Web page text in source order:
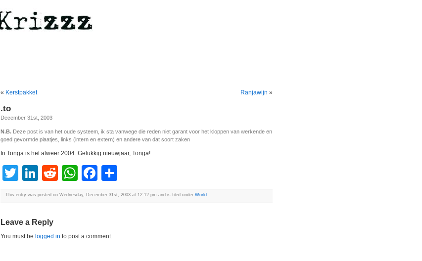
« Kerstpakket Ranjawijn »
.to
December 31st, 2003
N.B. Deze post is van het oude systeem, ik sta vanwege die reden niet garant voor het kloppen van werkende en
goed gevormde plaatjes, links (intern en extern) en andere van dat soort zaken
In Tonga is het alweer 2004. Gelukkig nieuwjaar, Tonga!
Twitter
LinkedIn
RedditWhatsApp
Facebook
This entry was posted on Wednesday, December 31st, 2003 at 12:12 pm and is filed under World .
Leave a Reply
You must be logged in to post a comment.